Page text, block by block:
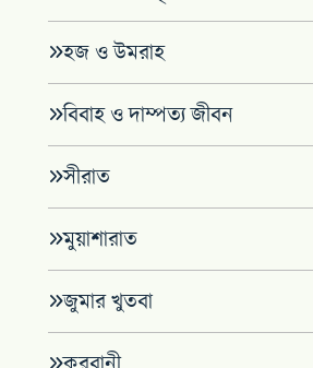
হজ ও উমরাহ
বিবাহ ও দাম্পত্য জীবন
সীরাত
মুয়াশারাত
জুমার খুতবা